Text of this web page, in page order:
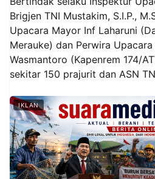
Brigjen TNI Mustakim, S.I.P.,
Upacara Mayor Inf Laharuni
Merauke) dan Perwira
Wasmantoro (Kapenrem 174/
sekitar 150 prajurit dan ASN
IKLAN